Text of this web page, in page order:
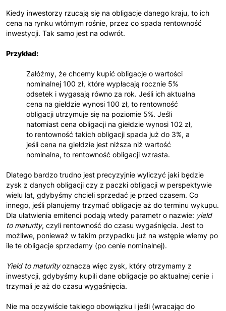
Kiedy inwestorzy rzucają się na obligacje danego kraju, to ich
cena na rynku wtórnym rośnie, przez co spada rentowność
inwestycji. Tak samo jest na odwrót.
Przykład:
Załóżmy, że chcemy kupić obligacje o wartości
nominalnej 100 zł, które wypłacają rocznie 5%
odsetek i wygasają równo za rok. Jeśli ich aktualna
cena na giełdzie wynosi 100 zł, to rentowność
obligacji utrzymuje się na poziomie 5%. Jeśli
natomiast cena obligacji na giełdzie wynosi 102 zł,
to rentowność takich obligacji spada już do 3%, a
jeśli cena na giełdzie jest niższa niż wartość
nominalna, to rentowność obligacji wzrasta.
Dlatego bardzo trudno jest precyzyjnie wyliczyć jaki będzie
zysk z danych obligacji czy z paczki obligacji w perspektywie
wielu lat, gdybyśmy chcieli sprzedać je przed czasem. Co
innego, jeśli planujemy trzymać obligacje aż do terminu wykupu.
Dla ułatwienia emitenci podają wtedy parametr o nazwie: yield
to maturity, czyli rentowność do czasu wygaśnięcia. Jest to
możliwe, ponieważ w takim przypadku już na wstępie wiemy po
ile te obligacje sprzedamy (po cenie nominalnej).
Yield to maturityoznacza więc zysk, który otrzymamy z
inwestycji, gdybyśmy kupili dane obligacje po aktualnej cenie i
trzymali je aż do czasu wygaśnięcia.
Nie ma oczywiście takiego obowiązku i jeśli (wracając do